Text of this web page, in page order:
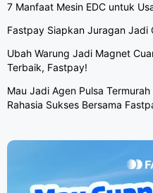
7 Manfaat Mesin EDC untuk
Fastpay Siapkan Juragan Jadi
Ubah Warung Jadi Magnet
Terbaik, Fastpay!
Mau Jadi Agen Pulsa
Rahasia Sukses Bersama